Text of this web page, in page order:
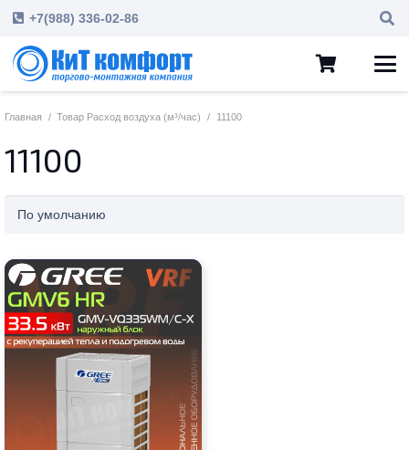
+7(988) 336-02-86
Главная / Товар Расход воздуха (м³/час) / 11100
11100